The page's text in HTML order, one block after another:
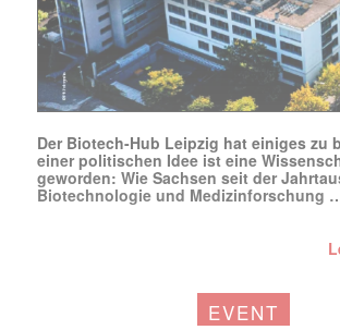
Der Biotech-Hub Leipzig hat einiges zu
einer politischen Idee ist eine
geworden: Wie Sachsen seit der
Biotechnologie und Medizinforschung
EVENT